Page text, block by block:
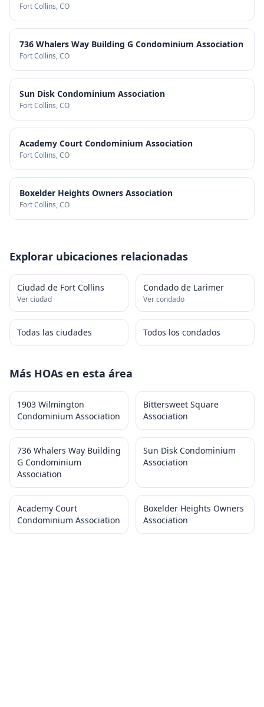
Fort Collins, CO
736 Whalers Way Building G Condominium Association
Fort Collins, CO
Sun Disk Condominium Association
Fort Collins, CO
Academy Court Condominium Association
Fort Collins, CO
Boxelder Heights Owners Association
Fort Collins, CO
Explorar ubicaciones relacionadas
Ciudad de Fort Collins
Ver ciudad
Condado de Larimer
Ver condado
Todas las ciudades Todos los condados
Más HOAs en esta área
1903 Wilmington
Condominium Association
Bittersweet Square
Association
736 Whalers Way Building
G Condominium
Association
Sun Disk Condominium
Association
Academy Court
Condominium Association
Boxelder Heights Owners
Association